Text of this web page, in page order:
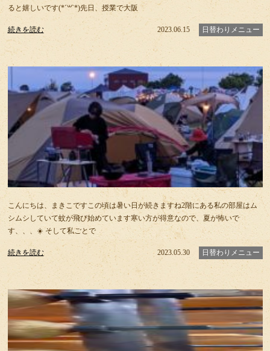
ると嬉しいです(*´꒳`*)先日、授業で大阪
続きを読む 2023.06.15 日替わりメニュー
こんにちは、まきこですこの頃は暑い日が続きますね2階にある私の部屋はム
シムシしていて蚊が飛び始めています寒い方が得意なので、夏が怖いで
す、、、☀️ そして私ごとで
続きを読む 2023.05.30 日替わりメニュー